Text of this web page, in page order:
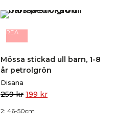
REA
Mössa stickad ull barn, 1-8
år petrolgrön
Disana
259kr 199 kr
2: 46-50cm